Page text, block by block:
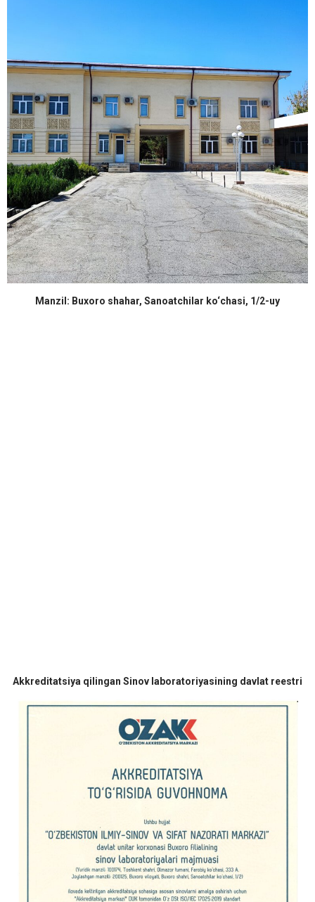
Manzil: Buxoro shahar, Sanoatchilar ko‘chasi, 1/2-uy
Akkreditatsiya qilingan Sinov laboratoriyasining davlat reestri